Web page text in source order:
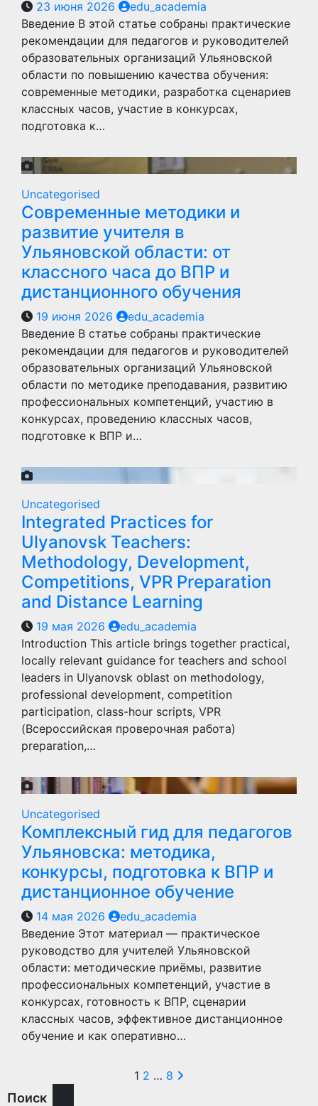
23 июня 2026
edu_academia
Введение В этой статье собраны практические
рекомендации для педагогов и руководителей
образовательных организаций Ульяновской
области по повышению качества обучения:
современные методики, разработка сценариев
классных часов, участие в конкурсах,
подготовка к…
Uncategorised
Современные методики и
развитие учителя в
Ульяновской области: от
классного часа до ВПР и
дистанционного обучения
19 июня 2026
edu_academia
Введение В статье собраны практические
рекомендации для педагогов и руководителей
образовательных организаций Ульяновской
области по методике преподавания, развитию
профессиональных компетенций, участию в
конкурсах, проведению классных часов,
подготовке к ВПР и…
Uncategorised
Integrated Practices for
Ulyanovsk Teachers:
Methodology, Development,
Competitions, VPR Preparation
and Distance Learning
19 мая 2026
edu_academia
Introduction This article brings together practical,
locally relevant guidance for teachers and school
leaders in Ulyanovsk oblast on methodology,
professional development, competition
participation, class-hour scripts, VPR
(Всероссийская проверочная работа)
preparation,…
Uncategorised
Комплексный гид для педагогов
Ульяновска: методика,
конкурсы, подготовка к ВПР и
дистанционное обучение
14 мая 2026
edu_academia
Введение Этот материал — практическое
руководство для учителей Ульяновской
области: методические приёмы, развитие
профессиональных компетенций, участие в
конкурсах, готовность к ВПР, сценарии
классных часов, эффективное дистанционное
обучение и как оперативно…
Пагинация
1 2 … 8
Поиск